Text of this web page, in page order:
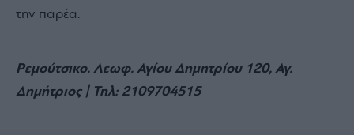
την παρέα.
Ρεμούτσικο. Λεωφ. Αγίου Δημητρίου 120, Αγ.
Δημήτριος | Τηλ: 2109704515